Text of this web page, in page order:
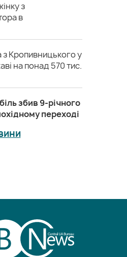
з
в
Кропивницького у
на понад 570 тис.
збив 9-річного
переході